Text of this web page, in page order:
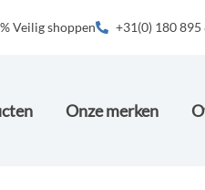
Veilig shoppen +31(0) 180 895
Onze merken